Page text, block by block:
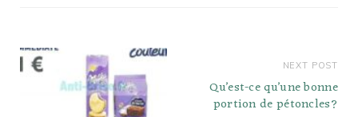
NEXT POST
Qu’est-ce qu’une bonne
portion de pétoncles?